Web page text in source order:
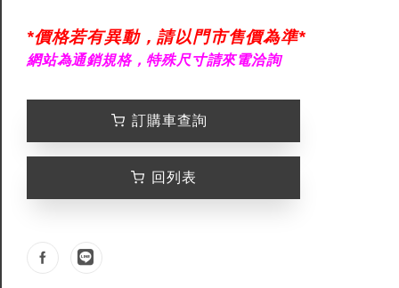
*價格若有異動，請以門市售價為準*
網站為通銷規格，特殊尺寸請來電洽詢
訂購車查詢
回列表